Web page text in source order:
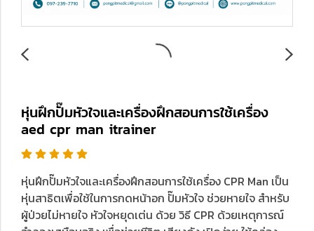
หุ่นฝึกปั๊มหัวใจและเครื่องฝึกสอนการใช้เครื่อง
aed cpr man itrainer
หุ่นฝึกปั๊มหัวใจและเครื่องฝึกสอนการใช้เครื่อง CPR Man เป็น
หุ่นสาธิตเพื่อใช้ในการกดหน้าอก ปั๊มหัวใจ ช่วยหายใจ สำหรับ
ผู้ป่วยไม่หายใจ หัวใจหยุดเต่น ด้วย วิธี CPR ด้วยเหตุการณ์